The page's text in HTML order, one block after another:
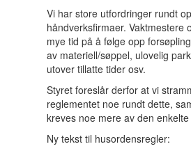
Vi har store utfordringer rundt
håndverksfirmaer. Vaktmestere
mye tid på å følge opp
av materiell/søppel, ulovelig
utover tillatte tider osv.
Styret foreslår derfor at vi
reglementet noe rundt dette,
kreves noe mere av den
Ny tekst til husordensregler: